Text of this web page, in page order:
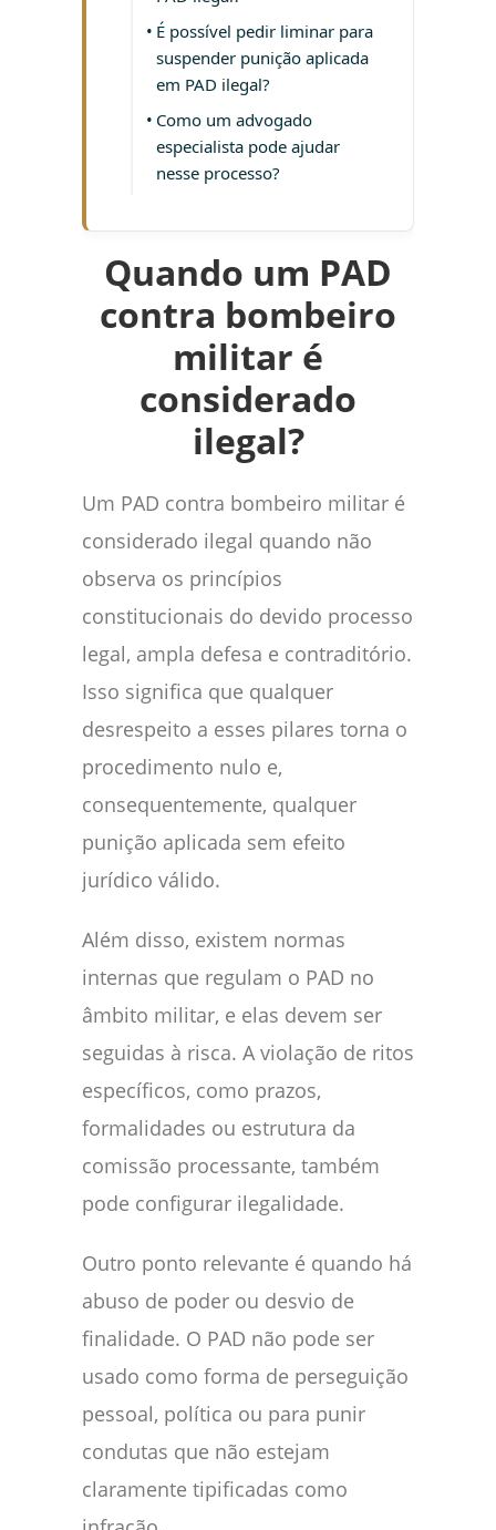
É possível pedir liminar para
suspender punição aplicada
em PAD ilegal?
Como um advogado
especialista pode ajudar
nesse processo?
Quando um PAD
contra bombeiro
militar é
considerado
ilegal?
Um PAD contra bombeiro militar é
considerado ilegal quando não
observa os princípios
constitucionais do devido processo
legal, ampla defesa e contraditório.
Isso significa que qualquer
desrespeito a esses pilares torna o
procedimento nulo e,
consequentemente, qualquer
punição aplicada sem efeito
jurídico válido.
Além disso, existem normas
internas que regulam o PAD no
âmbito militar, e elas devem ser
seguidas à risca. A violação de ritos
específicos, como prazos,
formalidades ou estrutura da
comissão processante, também
pode configurar ilegalidade.
Outro ponto relevante é quando há
abuso de poder ou desvio de
finalidade. O PAD não pode ser
usado como forma de perseguição
pessoal, política ou para punir
condutas que não estejam
claramente tipificadas como